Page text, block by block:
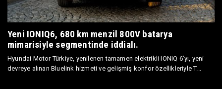
Yeni IONIQ6, 680 km menzil 800V batarya
mimarisiyle segmentinde iddialı.
Hyundai Motor Türkiye, yenilenen tamamen elektrikli IONIQ 6’yı, yeni
devreye alınan Bluelink hizmeti ve gelişmiş konfor özellikleriyle T...